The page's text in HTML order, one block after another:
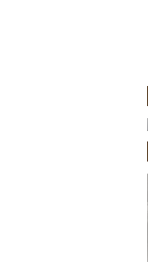
！栄えある1位に選